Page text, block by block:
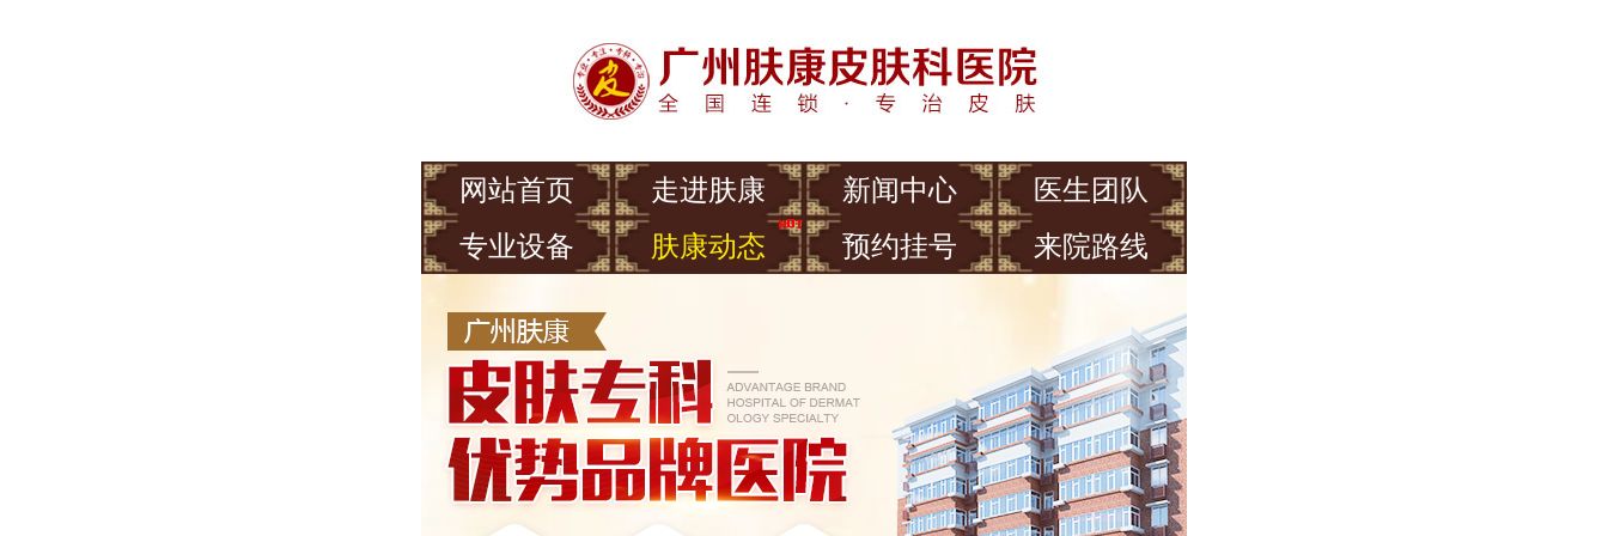
网站首页 走进肤康 新闻中心
医生团队
专业设备
肤康动态 预约挂号 来院路线